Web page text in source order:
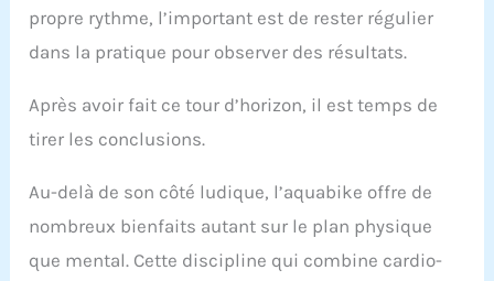
propre rythme, l’important est de rester régulier
dans la pratique pour observer des résultats.
Après avoir fait ce tour d’horizon, il est temps de
tirer les conclusions.
Au-delà de son côté ludique, l’aquabike offre de
nombreux bienfaits autant sur le plan physique
que mental. Cette discipline qui combine cardio-